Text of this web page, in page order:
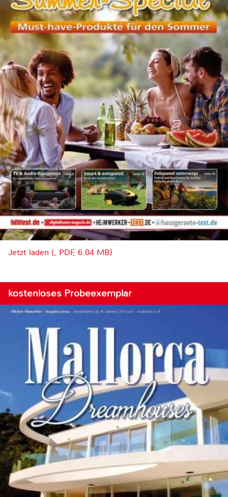
Jetzt laden (, PDF, 6.04 MB)
kostenloses Probeexemplar